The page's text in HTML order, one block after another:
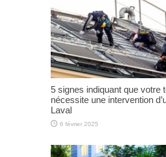
5 signes indiquant que votre
nécessite une intervention
Laval
6 février 2025